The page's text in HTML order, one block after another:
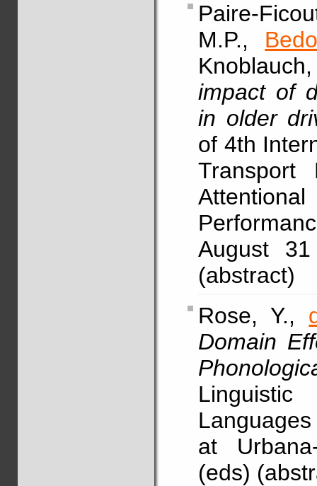
Paire-
M.P.,
impact of
in older
of 4th
Transport
August
(abstract)
Rose, Y.,
Domain
at
(eds)